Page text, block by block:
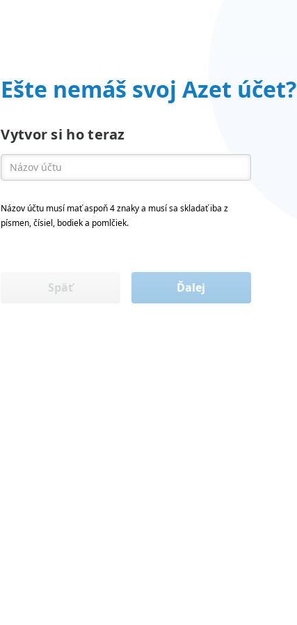
Ešte nemáš svoj Azet účet?
Vytvor si ho teraz
Názov účtu musí mať aspoň 4 znaky a musí sa skladať iba z
písmen, čísiel, bodiek a pomlčiek.